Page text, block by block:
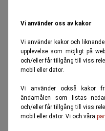
Vi använder oss av kakor
Vi använder kakor och
upplevelse som möjligt på
och/eller får tillgång till viss
mobil eller dator.
Vi använder också kakor
ändamålen som listas
och/eller får tillgång till viss
mobil eller dator. Vi och våra